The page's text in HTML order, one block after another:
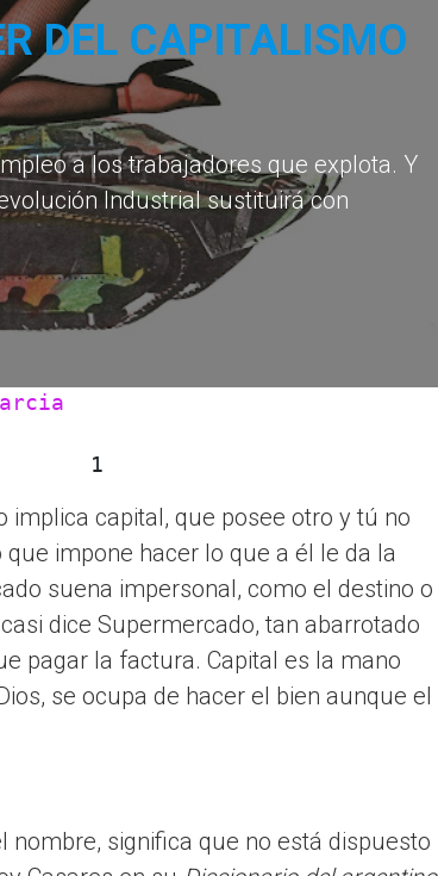
DEL CAPITALISMO
a los trabajadores que explota. Y
Industrial sustituirá con
implica capital, que posee otro y tú no
impone hacer lo que a él le da la
suena impersonal, como el destino o
dice Supermercado, tan abarrotado
pagar la factura. Capital es la mano
se ocupa de hacer el bien aunque el
significa que no está dispuesto